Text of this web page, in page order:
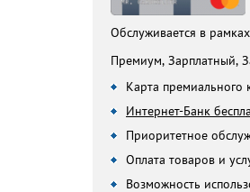
Обслуживается в
Премиум, Зарплатный,
Карта премиального
Интернет-Банк
Приоритетное
Оплата товаров и
Возможность